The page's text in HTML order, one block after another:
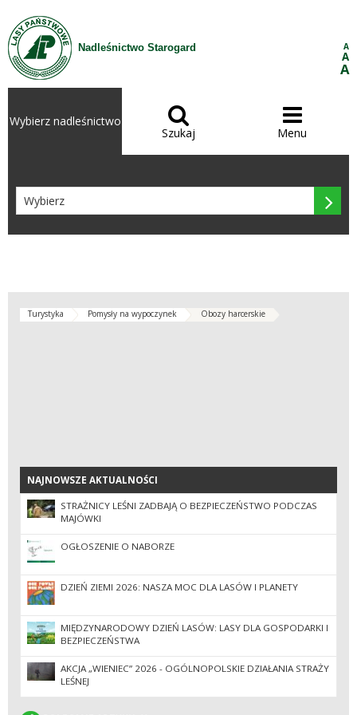
Przejdź do treści
Nadleśnictwo Starogard A
A
A
Wybierz nadleśnictwo 
Szukaj

Menu

Turystyka Pomysły na wypoczynek Obozy harcerskie
NAJNOWSZE AKTUALNOŚCI
NAJNOWSZE AKTUALNOŚCI
STRAŻNICY LEŚNI ZADBAJĄ O BEZPIECZEŃSTWO PODCZAS
MAJÓWKI
OGŁOSZENIE O NABORZE
DZIEŃ ZIEMI 2026: NASZA MOC DLA LASÓW I PLANETY
MIĘDZYNARODOWY DZIEŃ LASÓW: LASY DLA GOSPODARKI I
BEZPIECZEŃSTWA
AKCJA „WIENIEC” 2026 - OGÓLNOPOLSKIE DZIAŁANIA STRAŻY
LEŚNEJ